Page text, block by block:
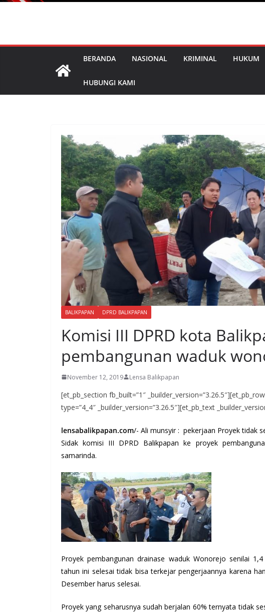
BERANDA NASIONAL KRIMINAL HUKUM
HUBUNGI KAMI
BALIKPAPAN DPRD BALIKPAPAN
Komisi III DPRD kota
pembangunan waduk
November 12, 2019 Lensa Balikpapan
[et_pb_section fb_built=”1″
type=”4_4″ _builder_version=”3.26.5″][et_pb_text
lensabalikpapan.com/- Ali munsyir : pekerjaan Proyek tidak
Sidak komisi III DPRD Balikpapan ke proyek
samarinda.
Proyek pembangunan drainase waduk Wonorejo senilai
tahun ini selesai tidak bisa terkejar pengerjaannya karena
Desember harus selesai.
Proyek yang seharusnya sudah berjalan 60% ternyata tidak